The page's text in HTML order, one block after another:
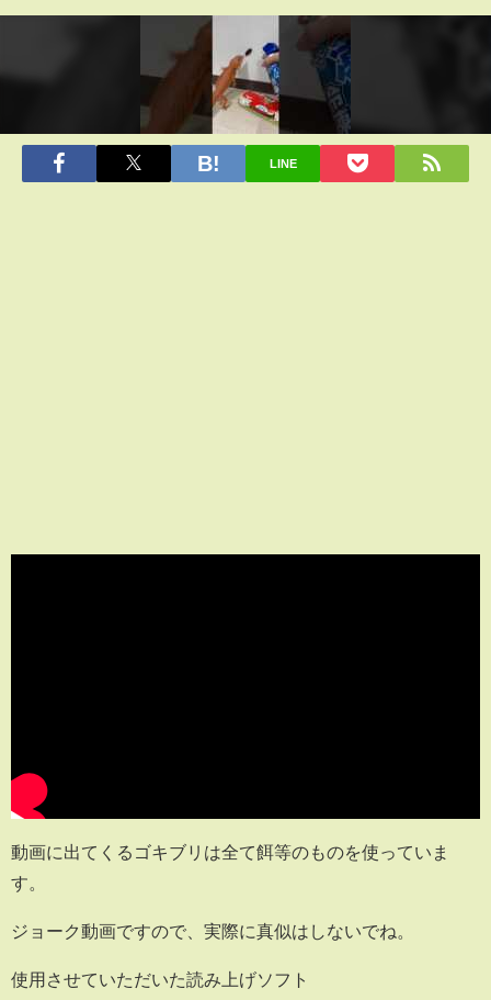
LINE
動画に出てくるゴキブリは全て餌等のものを使っていま
す。
ジョーク動画ですので、実際に真似はしないでね。
使用させていただいた読み上げソフト